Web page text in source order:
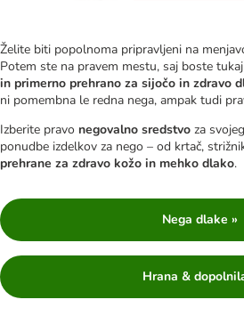
Želite biti popolnoma pripravljeni na
Potem ste na pravem mestu, saj boste
in primerno prehrano za sijočo in zdravo
ni pomembna le redna nega, ampak tudi
Izberite pravo negovalno sredstvo za
ponudbe izdelkov za nego – od krtač,
prehrane za zdravo kožo in mehko dlako.
Nega dlake »
Hrana &